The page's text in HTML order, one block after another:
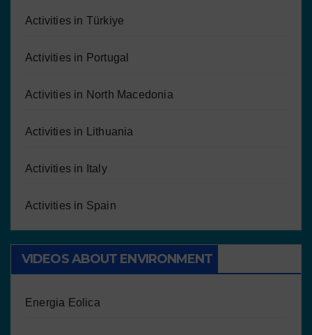
Activities in Türkiye
Activities in Portugal
Activities in North Macedonia
Activities in Lithuania
Activities in Italy
Activities in Spain
VIDEOS ABOUT ENVIRONMENT
Energia Eolica